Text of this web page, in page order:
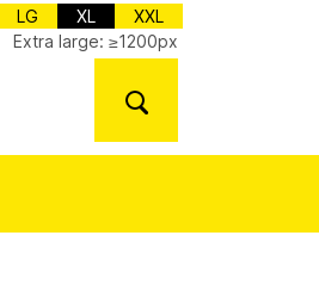
LG XL
XXL
Extra large: ≥1200px